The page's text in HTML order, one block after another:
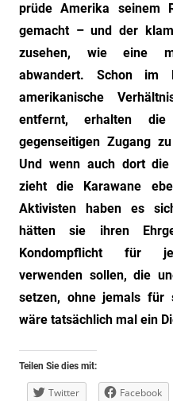
prüde Amerika seinem
gemacht – und der
zusehen, wie eine
abwandert. Schon im
amerikanische
entfernt, erhalten die
gegenseitigen Zugang
Und wenn auch dort die
zieht die Karawane
Aktivisten haben es
hätten sie ihren
Kondompflicht für
verwenden sollen, die
setzen, ohne jemals für
wäre tatsächlich mal ein
Teilen Sie dies mit:
Twitter Facebook